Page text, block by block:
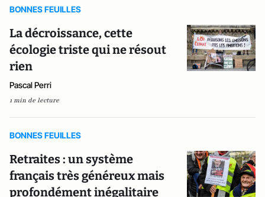
BONNES FEUILLES
La décroissance, cette
écologie triste qui ne résout
rien
Pascal Perri
1 min de lecture
BONNES FEUILLES
Retraites : un système
français très généreux mais
profondément inégalitaire